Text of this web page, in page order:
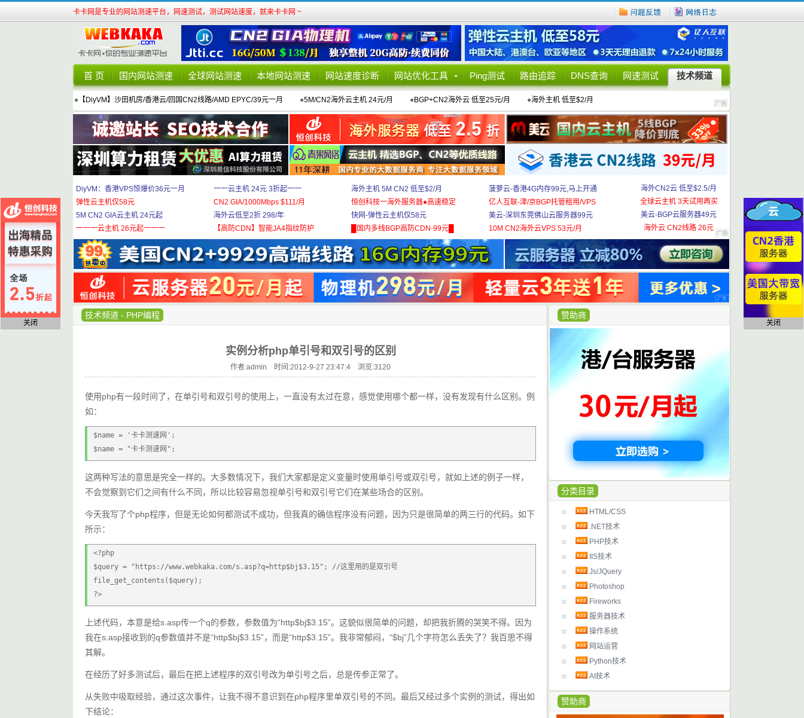
卡卡网是专业的网站测速平台，网速测试，测试网站速度，就来卡卡网 ~
首 页 国内网站测速 全球网站测速 本地网站测速 网站速度诊断 网站优化工具 Ping测试 路由追踪 DNS查询 网速测试 技术频道
● 【DiyVM】沙田机房/香港云/回国CN2线路/AMD EPYC/39元一月 ●5M/CN2海外云主机 24元/月 ●BGP+CN2海外云 低至25元/月 ●海外主机 低至$2/月
DiyVM：香港VPS惊爆价36元一月
弹性云主机仅58元
5M CN2 GIA云主机 24元起
一一一云主机 26元起一一一
一一云主机 24元 3折起一一
CN2 GIA/1000Mbps $111/月
海外云低至2折 298/年
【高防CDN】智能JA4指纹防护
海外主机 5M CN2 低至$2/月
恒创科技一海外服务器●高速稳定
快网-弹性云主机仅58元
█国内多线BGP高防CDN-99元█
菠萝云-香港4G内存99元,马上开通
亿人互联-津/京BGP托管租用/VPS
美云-深圳东莞佛山云服务器99元
10M CN2海外云VPS 53元/月
海外CN2云 低至$2.5/月
全球云主机 3天试用再买
美云-BGP云服务器49元
海外云 CN2线路 26元
赞助商
分类目录
HTML/CSS
.NET技术
PHP技术
IIS技术
Js/JQuery
Photoshop
Fireworks
服务器技术
操作系统
网站运营
Python技术
AI技术
赞助商
技术频道 - PHP编程
实例分析php单引号和双引号的区别
作者:admin 时间:2012-9-27 23:47:4 浏览:3120
使用php有一段时间了，在单引号和双引号的使用上，一直没有太过在意，感觉使用哪个都一样，没有发现有什么区别。例
如：
$name = '卡卡测速网';
$name = "卡卡测速网";
这两种写法的意思是完全一样的。大多数情况下，我们大家都是定义变量时使用单引号或双引号，就如上述的例子一样，
不会觉察到它们之间有什么不同，所以比较容易忽视单引号和双引号它们在某些场合的区别。
今天我写了个php程序，但是无论如何都测试不成功，但我真的确信程序没有问题，因为只是很简单的两三行的代码。如下
所示：
<?php
$query = "https://www.webkaka.com/s.asp?q=http$bj$3.15"; //这里用的是双引号
file_get_contents($query);
?>
上述代码，本意是给s.asp传一个q的参数，参数值为“http$bj$3.15”。这貌似很简单的问题，却把我折腾的哭笑不得。因为
我在s.asp接收到的q参数值并不是“http$bj$3.15”，而是“http$3.15”。我非常郁闷，“$bj”几个字符怎么丢失了？我百思不得
其解。
在经历了好多测试后，最后在把上述程序的双引号改为单引号之后，总是传参正常了。
从失败中吸取经验，通过这次事件，让我不得不意识到在php程序里单双引号的不同。最后又经过多个实例的测试，得出如
下结论：
关闭 关闭